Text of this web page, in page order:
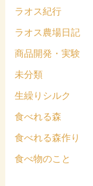
ラオス紀行
ラオス農場日記
商品開発・実験
未分類
生繰りシルク
食べれる森
食べれる森作り
食べ物のこと